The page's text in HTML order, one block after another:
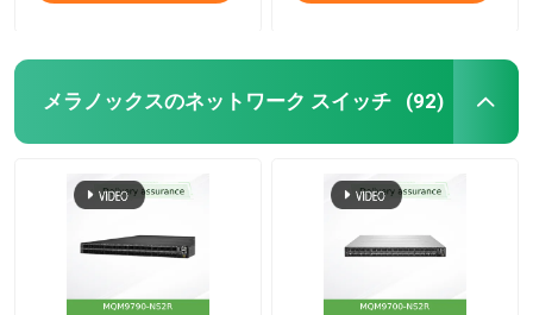
メラノックスのネットワーク スイッチ (92)